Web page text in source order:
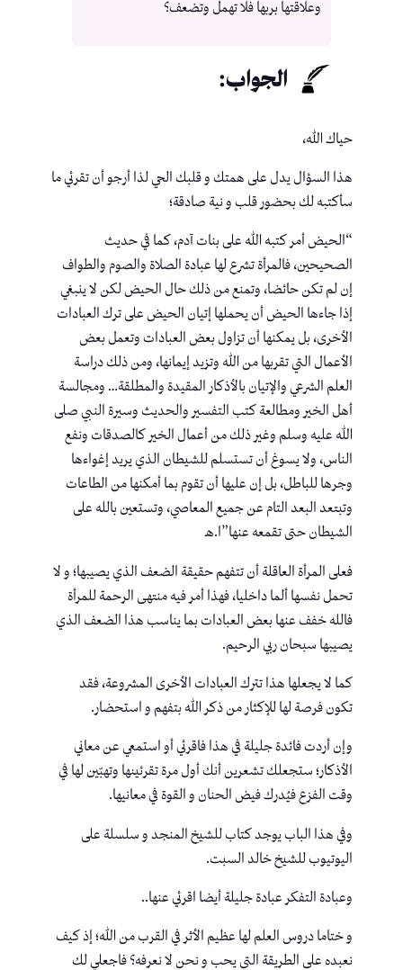
وعلاقتها بربها فلا تهمل وتضعف؟
الجواب:
حياك الله،
هذا السؤال يدل على همتك و قلبك الحي لذا أرجو أن تقرئي ما
سأكتبه لك بحضور قلب و نية صادقة؛
“الحيض أمر كتبه الله على بنات آدم، كما في حديث
الصحيحين، فالمرأة تشرع لها عبادة الصلاة والصوم والطواف
إن لم تكن حائضا، وتمنع من ذلك حال الحيض لكن لا ينبغي
إذا جاءها الحيض أن يحملها إتيان الحيض على ترك العبادات
الأخرى، بل يمكنها أن تزاول بعض العبادات وتعمل بعض
الأعمال التي تقربها من الله وتزيد إيمانها، ومن ذلك دراسة
العلم الشرعي والإتيان بالأذكار المقيدة والمطلقة… ومجالسة
أهل الخير ومطالعة كتب التفسير والحديث وسيرة النبي صلى
الله عليه وسلم وغير ذلك من أعمال الخير كالصدقات ونفع
الناس، ولا يسوغ أن تستسلم للشيطان الذي يريد إغواءها
وجرها للباطل، بل إن عليها أن تقوم بما أمكنها من الطاعات
وتبتعد البعد التام عن جميع المعاصي، وتستعين بالله على
الشيطان حتى تقمعه عنها”ا.ه‍ـ
فعلى المرأة العاقلة أن تتفهم حقيقة الضعف الذي يصيبها؛ و لا
تحمل نفسها ألما داخليا، فهذا أمر فيه منتهى الرحمة للمرأة
فالله خفف عنها بعض العبادات بما يناسب هذا الضعف الذي
يصيبها سبحان ربي الرحيم.
كما لا يجعلها هذا تترك العبادات الأخرى المشروعة، فقد
تكون فرصة لها للإكثار من ذكر الله بتفهم و استحضار.
وإن أردت فائدة جليلة في هذا فاقرئي أو استمعي عن معاني
الأذكار؛ ستجعلك تشعرين أنك أول مرة تقرئينها وتهبّين لها في
وقت الفزع فيُدرك فيض الحنان و القوة في معانيها.
وفي هذا الباب يوجد كتاب للشيخ المنجد و سلسلة على
اليوتيوب للشيخ خالد السبت.
وعبادة التفكر عبادة جليلة أيضا اقرئي عنها..
و ختاما دروس العلم لها عظيم الأثر في القرب من الله؛ إذ كيف
نعبده على الطريقة التي يحب و نحن لا نعرفه؟ فاجعلي لك